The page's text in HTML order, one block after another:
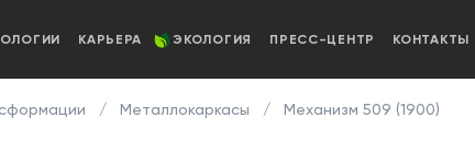
КАРЬЕРА ЭКОЛОГИЯ ПРЕСС-ЦЕНТР КОНТАКТЫ
Металлокаркасы Механизм 509 (1900)